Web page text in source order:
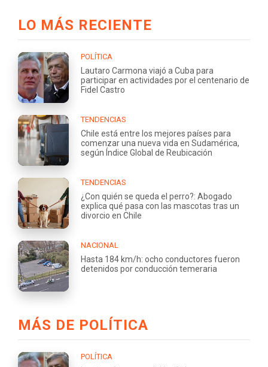
LO MÁS RECIENTE
POLÍTICA
Lautaro Carmona viajó a Cuba para
participar en actividades por el centenario de
Fidel Castro
TENDENCIAS
Chile está entre los mejores países para
comenzar una nueva vida en Sudamérica,
según Índice Global de Reubicación
TENDENCIAS
¿Con quién se queda el perro?: Abogado
explica qué pasa con las mascotas tras un
divorcio en Chile
NACIONAL
Hasta 184 km/h: ocho conductores fueron
detenidos por conducción temeraria
MÁS DE POLÍTICA
POLÍTICA